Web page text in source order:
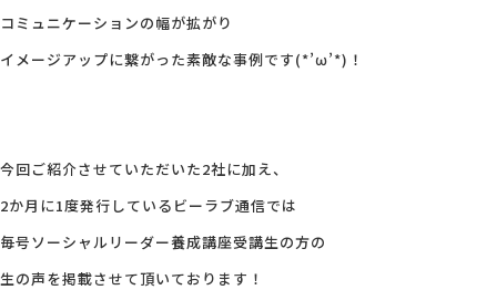
コミュニケーションの幅が拡がり
イメージアップに繋がった素敵な事例です(*’ω’*)！
今回ご紹介させていただいた2社に加え、
2か月に1度発行しているビーラブ通信では
毎号ソーシャルリーダー養成講座受講生の方の
生の声を掲載させて頂いております！